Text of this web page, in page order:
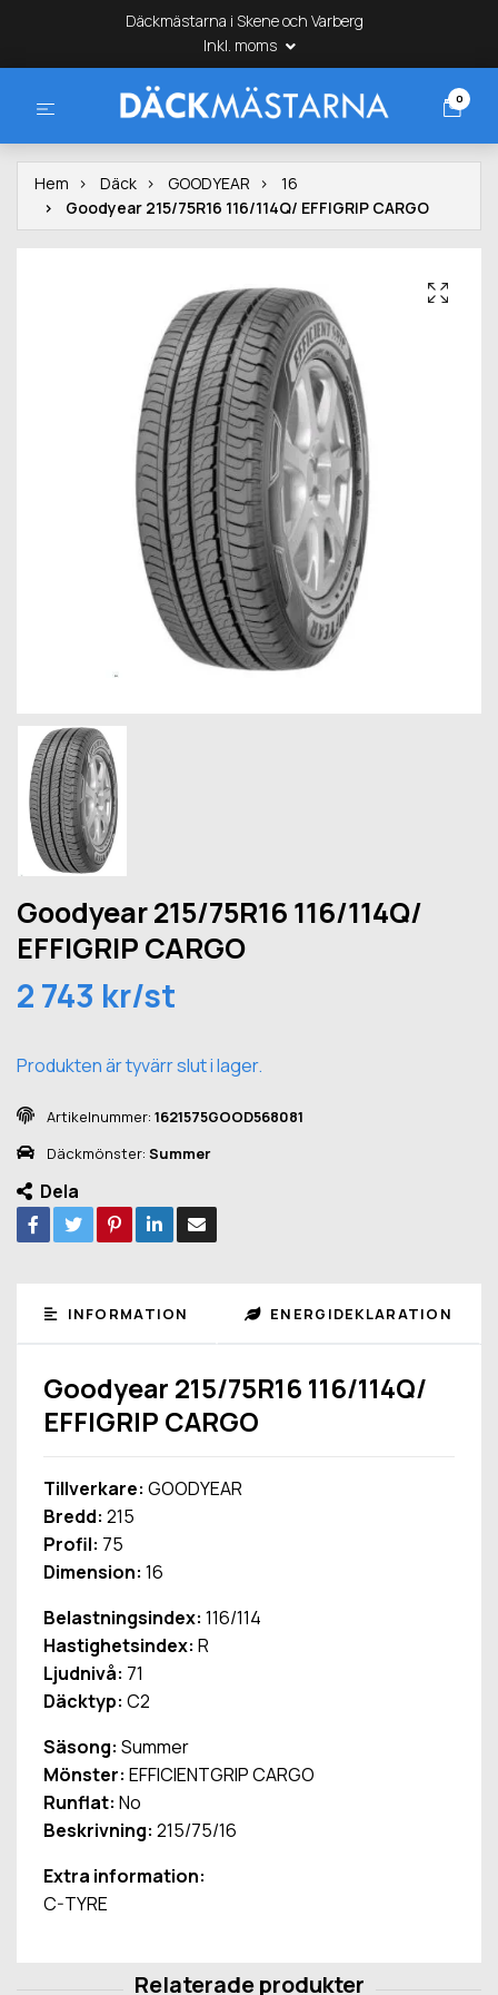
Däckmästarna i Skene och Varberg
Inkl. moms
0
Hem Däck GOODYEAR
16
Goodyear 215/75R16 116/114Q/ EFFIGRIP CARGO
Goodyear 215/75R16 116/114Q/
EFFIGRIP CARGO
2 743 kr/st
Produkten är tyvärr slut i lager.
Artikelnummer: 1621575GOOD568081
Däckmönster: Summer
Dela
INFORMATION ENERGIDEKLARATION
Goodyear 215/75R16 116/114Q/
EFFIGRIP CARGO
Tillverkare: GOODYEAR
Bredd: 215
Profil: 75
Dimension: 16
Belastningsindex: 116/114
Hastighetsindex: R
Ljudnivå: 71
Däcktyp: C2
Säsong: Summer
Mönster: EFFICIENTGRIP CARGO
Runflat: No
Beskrivning: 215/75/16
Extra information:
C-TYRE